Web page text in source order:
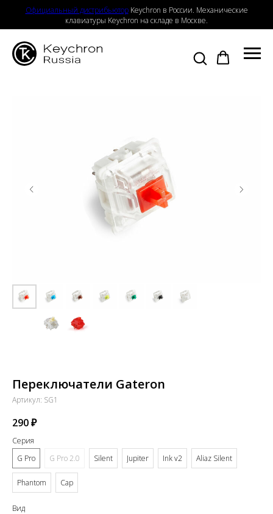
Официальный дистрибьютор Keychron в России. Механические
клавиатуры Keychron на складе в Москве.
Переключатели Gateron
Артикул: SG1
290₽
Серия
G Pro
G Pro 2.0 Silent Jupiter Ink v2 Aliaz Silent
Phantom Cap
Вид